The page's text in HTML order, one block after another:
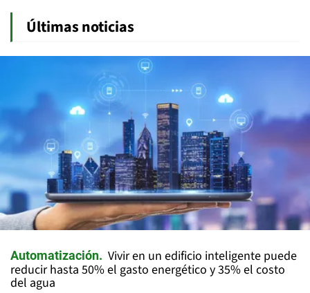
Últimas noticias
Automatización
Vivir en un edificio inteligente puede
reducir hasta 50% el gasto energético y 35% el costo
del agua